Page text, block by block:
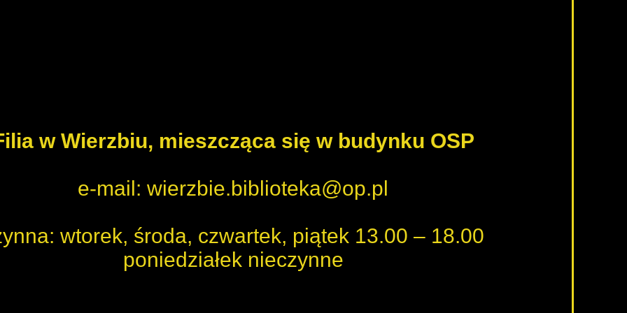
w Wierzbiu, mieszcząca się w budynku OSP
e-mail: wierzbie.biblioteka@op.pl
wtorek, środa, czwartek, piątek 13.00 – 18.00
poniedziałek nieczynne